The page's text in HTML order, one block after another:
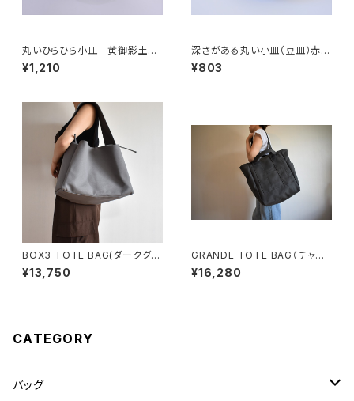
丸いひらひら小皿 黄御影土×
白鼠結晶釉
¥1,210
深さがある丸い小皿（豆皿）赤土
×乳濁灰釉
¥803
BOX3 TOTE BAG(ダークグレ
ー)
¥13,750
GRANDE TOTE BAG（チャコ
ール/グレー）
¥16,280
CATEGORY
バッグ